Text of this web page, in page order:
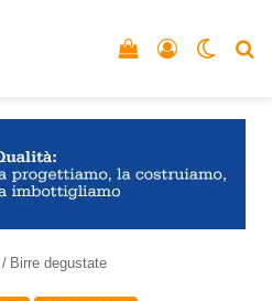
Accedi
Vedi il carrello
/ Birre degustate